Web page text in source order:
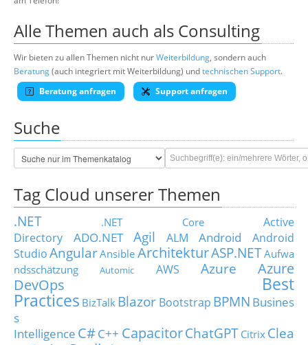
Alle Themen auch als Consulting
Wir bieten zu allen Themen nicht nurWeiterbildung, sondern auch
Beratung(auch integriert mit Weiterbildung) undtechnischen Support.
Beratung anfragen
Support anfragen
Suche
Tag Cloud unserer Themen
.NET .NET Core
Active
Directory
ADO.NET Agil ALM Android
Android
StudioAngularAnsible ArchitekturASP.NETAufwa
ndsschätzung
Automic AWS Azure
Azure
DevOps
Best
Practices BizTalk Blazor Bootstrap BPMN Busines
s
Intelligence C#C++ CapacitorChatGPT Citrix Clea